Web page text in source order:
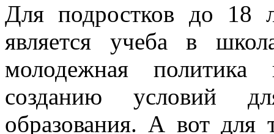
Для подростков до 18
является учеба в
молодежная
созданию условий
образования. А вот для